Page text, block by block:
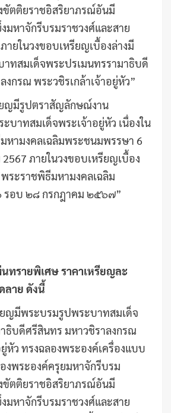
ขัตติยราชอิสริยาภรณ์อันมี
มหาจักรีบรมราชวงศ์และสาย
ายในวงขอบเหรียญเบื้องล่างมี
ทสมเด็จพระปรเมนทรรามาธิบดี
กรณ พระวชิรเกล้าเจ้าอยู่หัว”
ยญมีรูปตราสัญลักษณ์งาน
บาทสมเด็จพระเจ้าอยู่หัว เนื่องใน
หามงคลเฉลิมพระชนมพรรษา 6
ภายในวงขอบเหรียญเบื้อง
ระราชพิธีมหามงคลเฉลิม
รอบ ๒๘ กรกฎาคม ๒๕๖๗”
ทรายพิเศษ ราคาเหรียญละ
ลาย ดังนี้
ยญมีพระบรมรูปพระบาทสมเด็จ
ธิบดีศรีสินทร มหาวชิราลงกรณ
หัว ทรงฉลองพระองค์เครื่องแบบ
งพระองค์ครุยมหาจักรีบรม
ขัตติยราชอิสริยาภรณ์อันมี
มหาจักรีบรมราชวงศ์และสาย